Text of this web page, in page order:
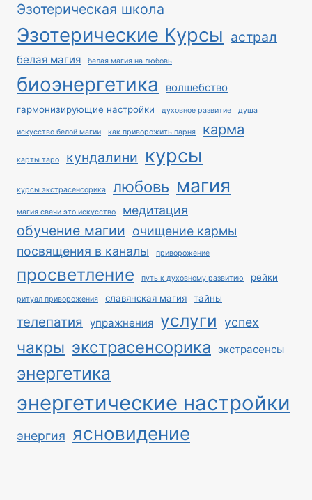
Эзотерическая школа
Эзотерические Курсы астрал
белая магия белая магия на любовь
биоэнергетика волшебство
гармонизирующие настройки духовное развитие душа
искусство белой магии как приворожить парня карма
карты таро кундалини курсы
курсы экстрасенсорика любовь магия
магия свечи это искусство медитация
обучение магии очищение кармы
посвящения в каналы
приворожение
просветление путь к духовному развитию рейки
ритуал приворожения славянская магия тайны
телепатия упражнения услуги успех
чакры экстрасенсорика экстрасенсы
энергетика
энергетические настройки
энергия ясновидение